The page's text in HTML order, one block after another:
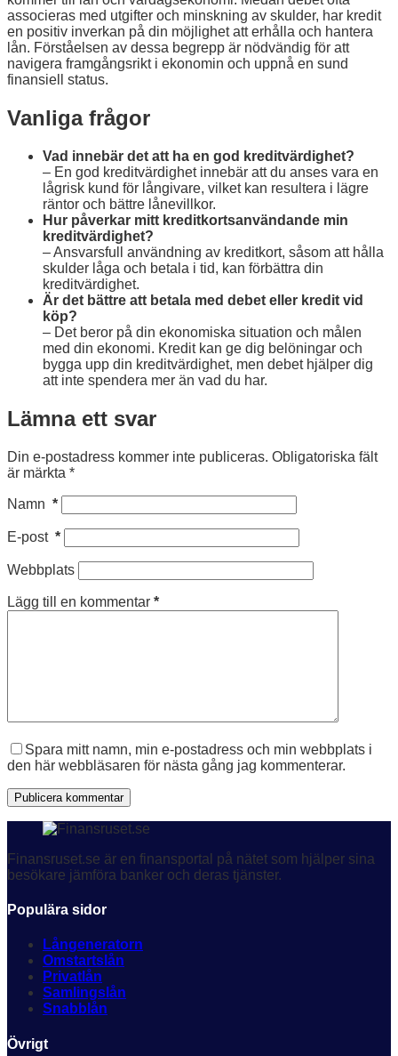
associeras med utgifter och minskning av skulder, har kredit
en positiv inverkan på din möjlighet att erhålla och hantera
lån. Förståelsen av dessa begrepp är nödvändig för att
navigera framgångsrikt i ekonomin och uppnå en sund
finansiell status.
Vanliga frågor
Vad innebär det att ha en god kreditvärdighet?
– En god kreditvärdighet innebär att du anses vara en
lågrisk kund för långivare, vilket kan resultera i lägre
räntor och bättre lånevillkor.
Hur påverkar mitt kreditkortsanvändande min
kreditvärdighet?
– Ansvarsfull användning av kreditkort, såsom att hålla
skulder låga och betala i tid, kan förbättra din
kreditvärdighet.
Är det bättre att betala med debet eller kredit vid
köp?
– Det beror på din ekonomiska situation och målen
med din ekonomi. Kredit kan ge dig belöningar och
bygga upp din kreditvärdighet, men debet hjälper dig
att inte spendera mer än vad du har.
Lämna ett svar
Din e-postadress kommer inte publiceras. Obligatoriska fält
är märkta *
Namn *
E-post *
Webbplats
Lägg till en kommentar *
Spara mitt namn, min e-postadress och min webbplats i
den här webbläsaren för nästa gång jag kommenterar.
Publicera kommentar
Finansruset.se är en finansportal på nätet som hjälper sina
besökare jämföra banker och deras tjänster.
Populära sidor
Långeneratorn
Omstartslån
Privatlån
Samlingslån
Snabblån
Övrigt